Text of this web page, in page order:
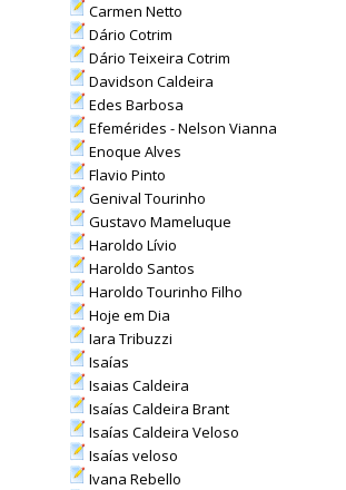
Carmen Netto
Dário Cotrim
Dário Teixeira Cotrim
Davidson Caldeira
Edes Barbosa
Efemérides - Nelson Vianna
Enoque Alves
Flavio Pinto
Genival Tourinho
Gustavo Mameluque
Haroldo Lívio
Haroldo Santos
Haroldo Tourinho Filho
Hoje em Dia
Iara Tribuzzi
Isaías
Isaias Caldeira
Isaías Caldeira Brant
Isaías Caldeira Veloso
Isaías veloso
Ivana Rebello